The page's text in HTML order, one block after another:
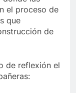
el proceso de
que
de
de reflexión el